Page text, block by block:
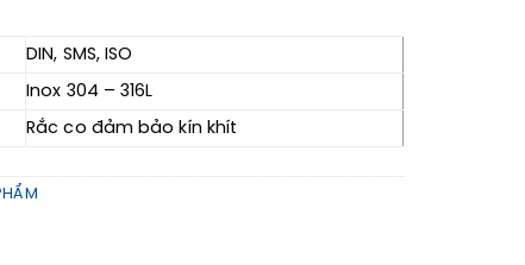
DIN, SMS, ISO
Inox 304 – 316L
Rắc co đảm bảo kín khít